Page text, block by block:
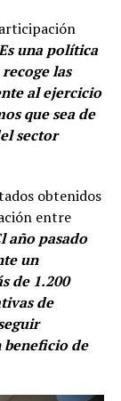
una política
las
al ejercicio
que sea de
sector
obtenidos
entre
año pasado
un
de 1.200
de
de